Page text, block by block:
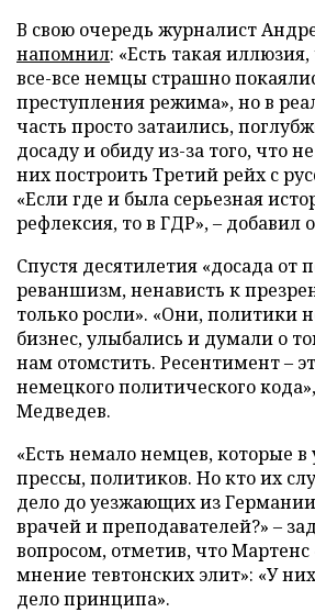
В свою очередь журналист
напомнил: «Есть такая
все-все немцы страшно
преступления режима», но в
часть просто затаились,
досаду и обиду из-за того, что
них построить Третий рейх с
«Если где и была серьезная
рефлексия, то в ГДР», – добавил
Спустя десятилетия «досада от
реваншизм, ненависть к
только росли». «Они, политики
бизнес, улыбались и думали о
нам отомстить. Ресентимент –
немецкого политического
Медведев.
«Есть немало немцев, которые в
прессы, политиков. Но кто их
дело до уезжающих из
врачей и преподавателей?» –
вопросом, отметив, что
мнение тевтонских элит»: «У
дело принципа».